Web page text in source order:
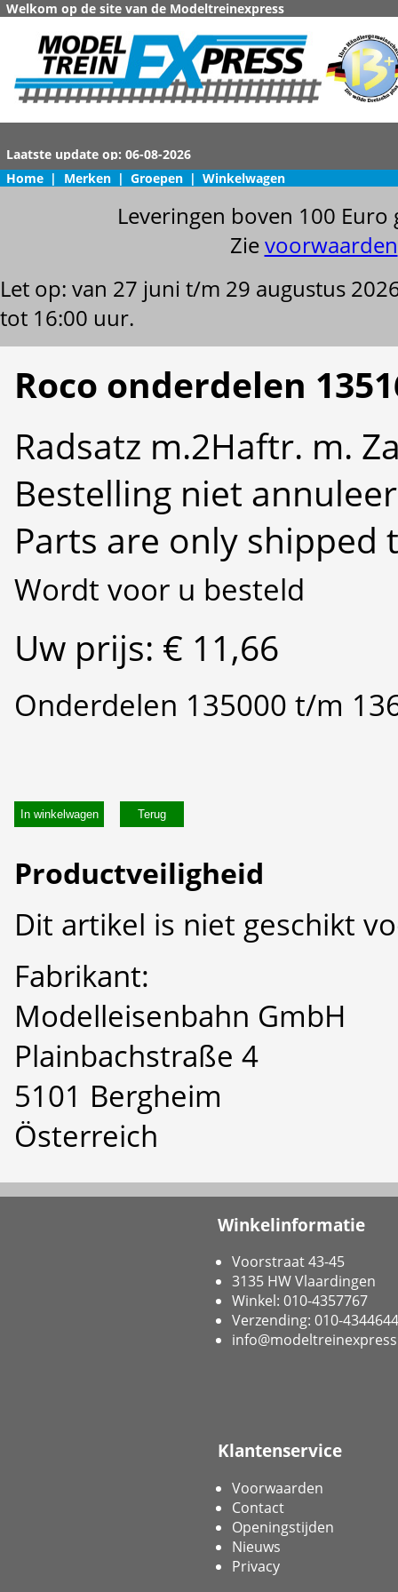
Welkom op de site van de Modeltreinexpress
Home | Merken | Groepen | Winkelwagen
Leveringen boven 100
Zievoorwaarden
Let op: van 27 juni t/m 29 augustus
tot 16:00 uur.
Roco onderdelen
Radsatz m.2Haftr. m.
Bestelling niet
Parts are only shipped
Wordt voor u besteld
Uw prijs: € 11,66
Onderdelen 135000 t/m
In winkelwagen
Productveiligheid
Dit artikel is niet geschikt
Fabrikant:
Modelleisenbahn GmbH
Plainbachstraße 4
5101 Bergheim
Österreich
Winkelinformatie
Voorstraat 43-45
3135 HW Vlaardingen
Winkel: 010-4357767
Verzending: 010-4344644
Klantenservice
Voorwaarden
Contact
Openingstijden
Nieuws
Privacy